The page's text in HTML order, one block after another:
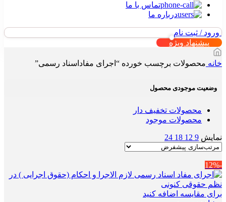
تماس با ما
درباره ما
ورود / ثبت نام
پیشنهاد ویژه
خانه محصولات برچسب خورده “اجرای مفاداسناد رسمی”
وضعیت موجودی محصول
محصولات تخفیف دار
محصولات موجود
نمایش 9
12
18
24
-12%
برای مقایسه اضافه کنید